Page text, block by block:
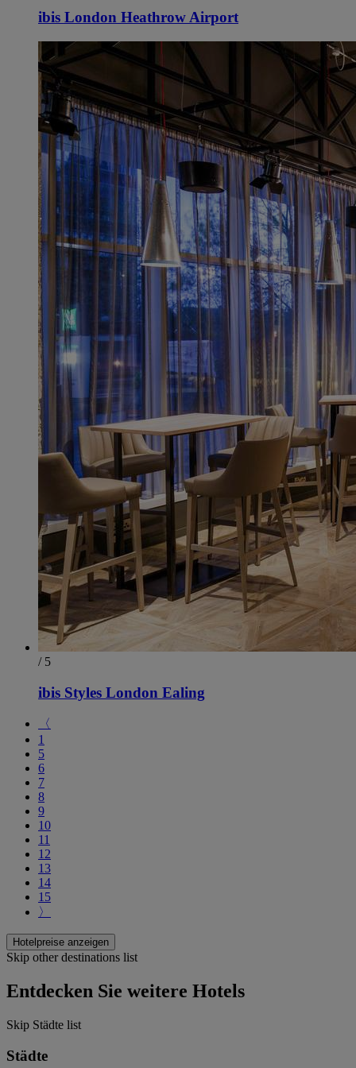
ibis London Heathrow Airport
/ 5
ibis Styles London Ealing
〈
1
5
6
7
8
9
10
11
12
13
14
15
〉
Hotelpreise anzeigen
Skip other destinations list
Entdecken Sie weitere Hotels
Skip Städte list
Städte